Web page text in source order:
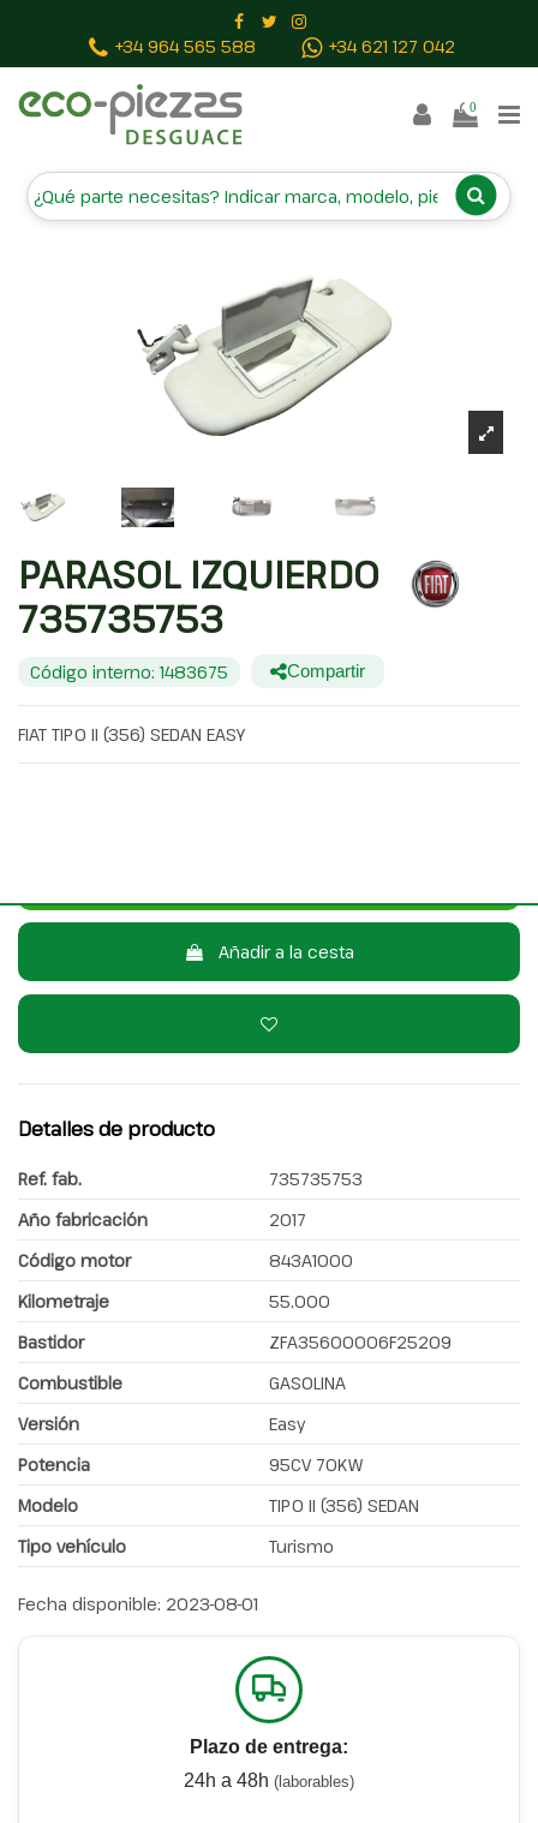
+34 964 565 588 +34 621 127 042
0
PARASOL IZQUIERDO
735735753
PARASOL IZQUIERDO
735735753
Código interno: 1483675 Compartir
FIAT TIPO II (356) SEDAN EASY
Añadir a la cesta
Detalles de producto
Ref. fab.
735735753
Año fabricación
2017
Código motor
843A1000
Kilometraje
55.000
Bastidor
ZFA35600006F25209
Combustible
GASOLINA
Versión
Easy
Potencia
95CV 70KW
Modelo
TIPO II (356) SEDAN
Tipo vehículo
Turismo
Fecha disponible: 2023-08-01
Plazo de entrega:
24h a 48h (laborables)